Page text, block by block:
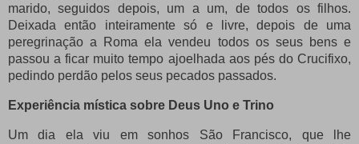
marido, seguidos depois, um a um, de todos os filhos.
Deixada então inteiramente só e livre, depois de uma
peregrinação a Roma ela vendeu todos os seus bens e
passou a ficar muito tempo ajoelhada aos pés do Crucifixo,
pedindo perdão pelos seus pecados passados.
Experiência mística sobre Deus Uno e Trino
Um dia ela viu em sonhos São Francisco, que lhe